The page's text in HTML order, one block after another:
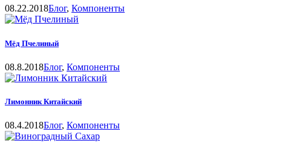
08.22.2018Блог, Компоненты
Мёд Пчелиный
08.8.2018Блог, Компоненты
Лимонник Китайский
08.4.2018Блог, Компоненты